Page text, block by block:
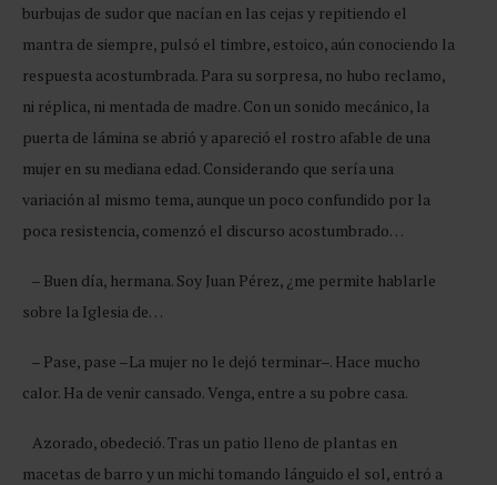
burbujas de sudor que nacían en las cejas y repitiendo el
mantra de siempre, pulsó el timbre, estoico, aún conociendo la
respuesta acostumbrada. Para su sorpresa, no hubo reclamo,
ni réplica, ni mentada de madre. Con un sonido mecánico, la
puerta de lámina se abrió y apareció el rostro afable de una
mujer en su mediana edad. Considerando que sería una
variación al mismo tema, aunque un poco confundido por la
poca resistencia, comenzó el discurso acostumbrado…
– Buen día, hermana. Soy Juan Pérez, ¿me permite hablarle
sobre la Iglesia de…
– Pase, pase –La mujer no le dejó terminar–. Hace mucho
calor. Ha de venir cansado. Venga, entre a su pobre casa.
Azorado, obedeció. Tras un patio lleno de plantas en
macetas de barro y un michi tomando lánguido el sol, entró a